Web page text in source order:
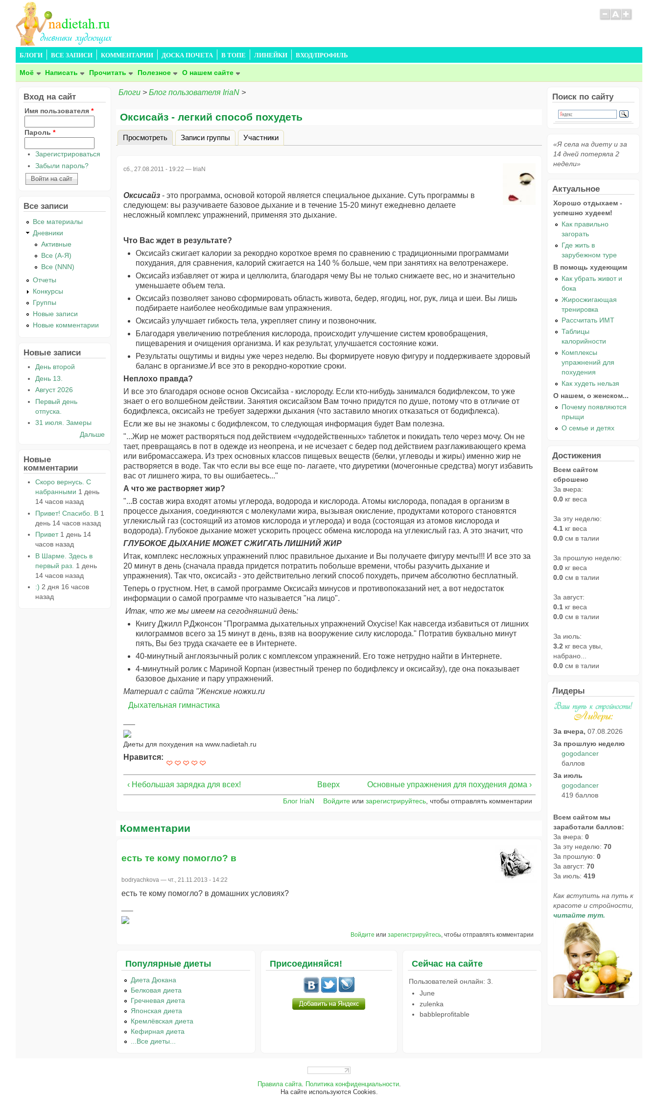
БЛОГИ ВСЕ ЗАПИСИ КОММЕНТАРИИ ДОСКА ПОЧЕТА В ТОПЕ ЛИНЕЙКИ ВХОД/ПРОФИЛЬ
Моё Написать Прочитать Полезное О нашем сайте
Блоги > Блог пользователя IriaN >
Оксисайз - легкий способ похудеть
Главные вкладки
Просмотреть (активная вкладка)
Записи группы Участники
сб., 27.08.2011 - 19:22 — IriaN
Оксисайз - это программа, основой которой является специальное дыхание. Суть программы в
следующем: вы разучиваете базовое дыхание и в течение 15-20 минут ежедневно делаете
несложный комплекс упражнений, применяя это дыхание.
Что Вас ждет в результате?
Оксисайз сжигает калории за рекордно короткое время по сравнению с традиционными программами
похудания, для сравнения, калорий сжигается на 140 % больше, чем при занятиях на велотренажере.
Оксисайз избавляет от жира и целлюлита, благодаря чему Вы не только снижаете вес, но и значительно
уменьшаете объем тела.
Оксисайз позволяет заново сформировать область живота, бедер, ягодиц, ног, рук, лица и шеи. Вы лишь
подбираете наиболее необходимые вам упражнения.
Оксисайз улучшает гибкость тела, укрепляет спину и позвоночник.
Благодаря увеличению потребления кислорода, происходит улучшение систем кровобращения,
пищеварения и очищения организма. И как результат, улучшается состояние кожи.
Результаты ощутимы и видны уже через неделю. Вы формируете новую фигуру и поддерживаете здоровый
баланс в организме.И все это в рекордно-короткие сроки.
Неплохо правда?
И все это благодаря основе основ Оксисайза - кислороду. Если кто-нибудь занимался бодифлексом, то уже
знает о его волшебном действии. Занятия оксисайзом Вам точно придутся по душе, потому что в отличие от
бодифлекса, оксисайз не требует задержки дыхания (что заставило многих отказаться от бодифлекса).
Если же вы не знакомы с бодифлексом, то следующая информация будет Вам полезна.
"...Жир не может растворяться под действием «чудодейственных» таблеток и покидать тело через мочу. Он не
тает, превращаясь в пот в одежде из неопрена, и не исчезает с бедер под действием разглаживающего крема
или вибромассажера. Из трех основных классов пищевых веществ (белки, углеводы и жиры) именно жир не
растворяется в воде. Так что если вы все еще по- лагаете, что диуретики (мочегонные средства) могут избавить
вас от лишнего жира, то вы ошибаетесь..."
А что же растворяет жир?
"...В состав жира входят атомы углерода, водорода и кислорода. Атомы кислорода, попадая в организм в
процессе дыхания, соединяются с молекулами жира, вызывая окисление, продуктами которого становятся
углекислый газ (состоящий из атомов кислорода и углерода) и вода (состоящая из атомов кислорода и
водорода). Глубокое дыхание может ускорить процесс обмена кислорода на углекислый газ. А это значит, что
ГЛУБОКОЕ ДЫХАНИЕ МОЖЕТ СЖИГАТЬ ЛИШНИЙ ЖИР
Итак, комплекс несложных упражнений плюс правильное дыхание и Вы получаете фигуру мечты!!! И все это за
20 минут в день (сначала правда придется потратить побольше времени, чтобы разучить дыхание и
упражнения). Так что, оксисайз - это действительно легкий способ похудеть, причем абсолютно бесплатный.
Теперь о грустном. Нет, в самой программе Оксисайз минусов и противопоказаний нет, а вот недостаток
информации о самой программе что называется "на лицо".
Итак, что же мы имеем на сегодняшний день:
Книгу Джилл Р.Джонсон "Программа дыхательных упражнений Oxycise! Как навсегда избавиться от лишних
килограммов всего за 15 минут в день, взяв на вооружение силу кислорода." Потратив буквально минут
пять, Вы без труда скачаете ее в Интернете.
40-минутный англоязычный ролик с комплексом упражнений. Его тоже нетрудно найти в Интернете.
4-минутный ролик с Мариной Корпан (известный тренер по бодифлексу и оксисайзу), где она показывает
базовое дыхание и пару упражнений.
Материал с сайта "Женские ножки.ru
Дыхательная гимнастика
Диеты для похудения на www.nadietah.ru
Нравится:
‹ Небольшая зарядка для всех! Вверх Основные упражнения для похудения дома ›
Блог IriaN Войдите илизарегистрируйтесь , чтобы отправлять комментарии
Комментарии
есть те кому помогло? в
bodryachkova — чт., 21.11.2013 - 14:22
есть те кому помогло? в домашних условиях?
Войдите или зарегистрируйтесь, чтобы отправлять комментарии
Популярные диеты
Диета Дюкана
Белковая диета
Гречневая диета
Японская диета
Кремлёвская диета
Кефирная диета
...Все диеты...
Присоединяйся! Сейчас на сайте
Пользователей онлайн: 3.
June
zulenka
babbleprofitable
Вход на сайт
Имя пользователя *
Пароль *
Зарегистрироваться
Забыли пароль?
Все записи
Все материалы
Дневники
Активные
Все (А-Я)
Все (NNN)
Отчеты
Конкурсы
Группы
Новые записи
Новые комментарии
Новые записи
День второй
День 13.
Август 2026
Первый день
отпуска.
31 июля. Замеры
Дальше
Новые
комментарии
Скоро вернусь. С
набранными 1 день
14 часов назад
Привет! Спасибо. В 1
день 14 часов назад
Привет 1 день 14
часов назад
В Шарме. Здесь в
первый раз. 1 день
14 часов назад
:) 2 дня 16 часов
назад
Поиск по сайту
«Я села на диету и за
14 дней потеряла 2
недели»
Актуальное
Хорошо отдыхаем -
успешно худеем!
Как правильно
загорать
Где жить в
зарубежном туре
В помощь худеющим
Как убрать живот и
бока
Жиросжигающая
тренировка
Рассчитать ИМТ
Таблицы
калорийности
Комплексы
упражнений для
похудения
Как худеть нельзя
О нашем, о женском...
Почему появляются
прыщи
О семье и детях
Достижения
Всем сайтом
сброшено
За вчера:
0.0 кг веса
За эту неделю:
4.1 кг веса
0.0 см в талии
За прошлую неделю:
0.0 кг веса
0.0 см в талии
За август:
0.1 кг веса
0.0 см в талии
За июль:
3.2 кг веса увы,
набрано...
0.0 см в талии
Лидеры
За вчера, 07.08.2026
За прошлую неделю
gogodancer
баллов
За июль
gogodancer
419 баллов
Всем сайтом мы
заработали баллов:
За вчера: 0
За эту неделю: 70
За прошлую: 0
За август: 70
За июль: 419
Как вступить на путь к
красоте и стройности,
читайте тут.
Правила сайта. Политика конфиденциальности.
На сайте используются Cookies.